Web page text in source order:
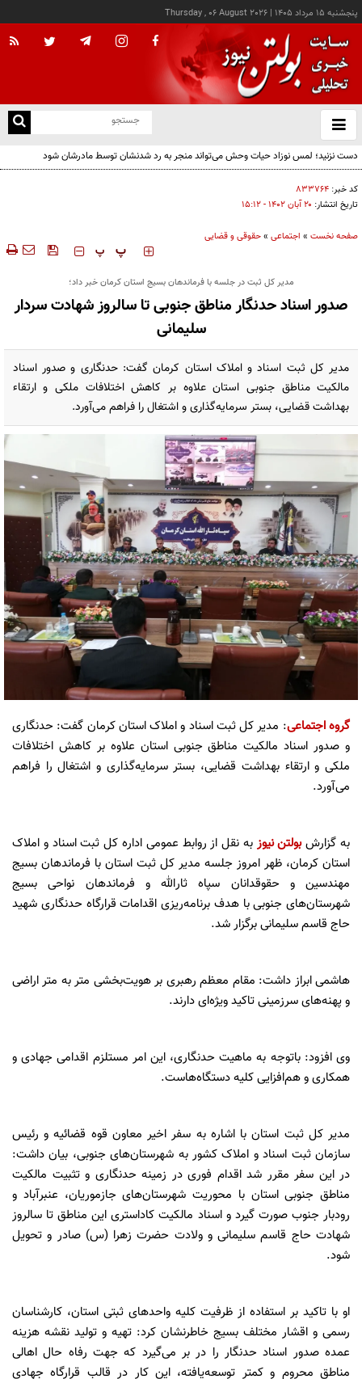
پنجشنبه ۱۵ مرداد ۱۴۰۵ |
Thursday , 06 August 2026
باز
و
دست نزنید؛ لمس نوزاد حیات وحش می‌تواند منجر به رد شدنشان توسط مادرشان شود
کد خبر: ۸۳۳۷۶۴
تاریخ انتشار: ۲۰ آبان ۱۴۰۲ - ۱۵:۱۲
صفحه نخست » اجتماعی »حقوقی و قضایی
‍‍‍ پ پ
مدیر کل ثبت در جلسه با فرماندهان بسیج استان کرمان خبر داد؛
صدور اسناد حدنگار مناطق جنوبی تا سالروز شهادت سردار
سلیمانی
مدیر کل ثبت اسناد و املاک استان کرمان گفت: حدنگاری و صدور اسناد
مالکیت مناطق جنوبی استان علاوه بر کاهش اختلافات ملکی و ارتقاء
بهداشت قضایی، بستر سرمایه‌گذاری و اشتغال را فراهم می‌آورد.
گروه اجتماعی: مدیر کل ثبت اسناد و املاک استان کرمان گفت: حدنگاری
و صدور اسناد مالکیت مناطق جنوبی استان علاوه بر کاهش اختلافات
ملکی و ارتقاء بهداشت قضایی، بستر سرمایه‌گذاری و اشتغال را فراهم
می‌آورد.
به گزارشبولتن نیوز به نقل از روابط عمومی اداره کل ثبت اسناد و املاک
استان کرمان، ظهر امروز جلسه مدیر کل ثبت استان با فرماندهان بسیج
مهندسین و حقوقدانان سپاه ثارالله و فرماندهان نواحی بسیج
شهرستان‌های جنوبی با هدف برنامه‌ریزی اقدامات قرارگاه حدنگاری شهید
حاج قاسم سلیمانی برگزار شد.
هاشمی ابراز داشت: مقام معظم رهبری بر هویت‌بخشی متر به متر اراضی
و پهنه‌های سرزمینی تاکید ویژه‌ای دارند.
وی افزود: باتوجه به ماهیت حدنگاری، این امر مستلزم اقدامی جهادی و
همکاری و هم‌افزایی کلیه دستگاه‌هاست.
مدیر کل ثبت استان با اشاره به سفر اخیر معاون قوه قضائیه و رئیس
سازمان ثبت اسناد و املاک کشور به شهرستان‌های جنوبی، بیان داشت:
در این سفر مقرر شد اقدام فوری در زمینه حدنگاری و تثبیت مالکیت
مناطق جنوبی استان با محوریت شهرستان‌های جازموریان، عنبرآباد و
رودبار جنوب صورت گیرد و اسناد مالکیت کاداستری این مناطق تا سالروز
شهادت حاج قاسم سلیمانی و ولادت حضرت زهرا (س) صادر و تحویل
شود.
او با تاکید بر استفاده از ظرفیت کلیه واحدهای ثبتی استان، کارشناسان
رسمی و اقشار مختلف بسیج خاطرنشان کرد: تهیه و تولید نقشه هزینه
عمده صدور اسناد حدنگار را در بر می‌گیرد که جهت رفاه حال اهالی
مناطق محروم و کمتر توسعه‌یافته، این کار در قالب قرارگاه جهادی